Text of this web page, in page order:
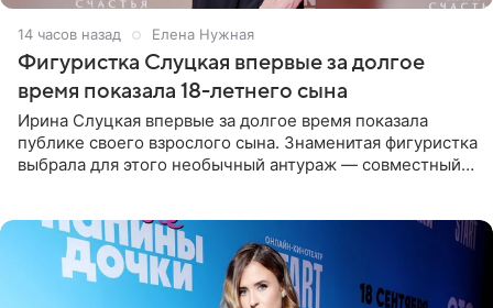
14 часов назад Елена Нужная
Фигуристка Слуцкая впервые за долгое
время показала 18-летнего сына
Ирина Слуцкая впервые за долгое время показала
публике своего взрослого сына. Знаменитая фигуристка
выбрала для этого необычный антураж — совместный